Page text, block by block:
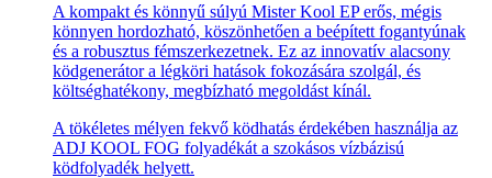
A kompakt és könnyű súlyú Mister Kool EP erős, mégis
könnyen hordozható, köszönhetően a beépített fogantyúnak
és a robusztus fémszerkezetnek. Ez az innovatív alacsony
ködgenerátor a légköri hatások fokozására szolgál, és
költséghatékony, megbízható megoldást kínál.
A tökéletes mélyen fekvő ködhatás érdekében használja az
ADJ KOOL FOG folyadékát a szokásos vízbázisú
ködfolyadék helyett.